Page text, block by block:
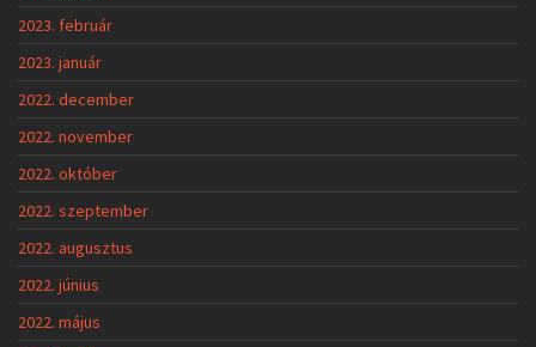
2023. február
2023. január
2022. december
2022. november
2022. október
2022. szeptember
2022. augusztus
2022. június
2022. május